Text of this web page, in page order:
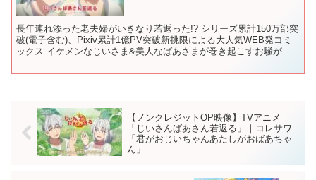
長年連れ添った老夫婦がいきなり若返った!? シリーズ累計150万部突
破(電子含む)、Pixiv累計1億PV突破新挑限による大人気WEB発コミ
ックス イケメンなじいさま&美人なばあさまが巻き起こすお騒がせ
【ノンクレジットOP映像】TVアニメ
「じいさんばあさん若返る」｜コレサワ
「君がおじいちゃんあたしがおばあちゃ
ん」